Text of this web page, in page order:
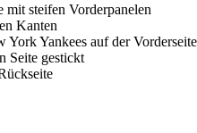
mit steifen Vorderpanelen
Kanten
York Yankees auf der Vorderseite
Seite gestickt